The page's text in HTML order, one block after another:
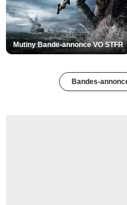
Mutiny Bande-annonce VO STFR
Bandes-